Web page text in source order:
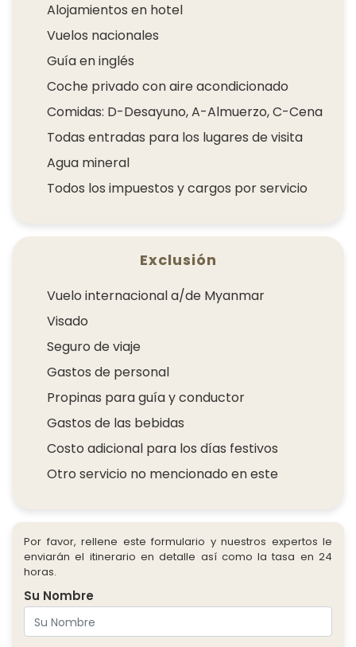
Alojamientos en hotel
Vuelos nacionales
Guía en inglés
Coche privado con aire acondicionado
Comidas: D-Desayuno, A-Almuerzo, C-Cena
Todas entradas para los lugares de visita
Agua mineral
Todos los impuestos y cargos por servicio
Exclusión
Vuelo internacional a/de Myanmar
Visado
Seguro de viaje
Gastos de personal
Propinas para guía y conductor
Gastos de las bebidas
Costo adicional para los días festivos
Otro servicio no mencionado en este
Por favor, rellene este formulario y nuestros expertos le
enviarán el itinerario en detalle así como la tasa en 24
horas.
Su Nombre